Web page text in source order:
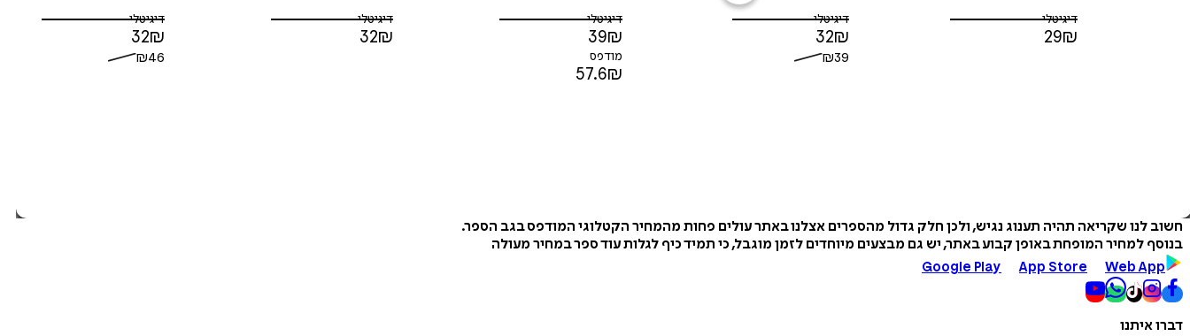
דיגיטלי
29₪
דיגיטלי
32₪
₪39
דיגיטלי
39₪
מודפס
57.6₪
דיגיטלי
32₪
דיגיטלי
32₪
₪46
חשוב לנו שקריאה תהיה תענוג נגיש, ולכן חלק גדול מהספרים אצלנו באתר עולים פחות מהמחיר הקטלוגי המודפס בגב הספר.
בנוסף למחיר המופחת באופן קבוע באתר, יש גם מבצעים מיוחדים לזמן מוגבל, כי תמיד כיף לגלות עוד ספר במחיר מעולה
Google Play
App Store Web App
דברו איתנו